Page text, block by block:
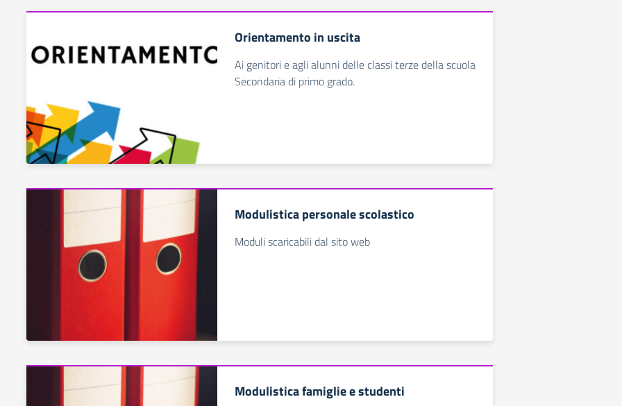
Orientamento in uscita
Ai genitori e agli alunni delle classi terze della scuola
Secondaria di primo grado.
Modulistica personale scolastico
Moduli scaricabili dal sito web
Modulistica famiglie e studenti